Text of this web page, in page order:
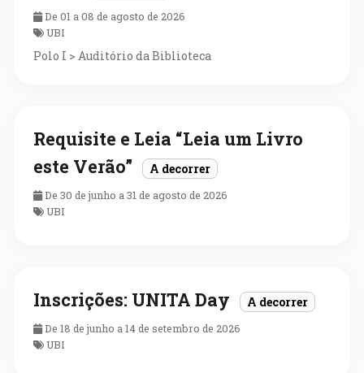
De 01 a 08 de agosto de 2026
UBI
Polo I > Auditório da Biblioteca
Requisite e Leia “Leia um Livro
este Verão”
A decorrer
De 30 de junho a 31 de agosto de 2026
UBI
Inscrições: UNITA Day A decorrer
De 18 de junho a 14 de setembro de 2026
UBI